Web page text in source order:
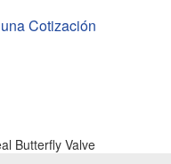
Cotización